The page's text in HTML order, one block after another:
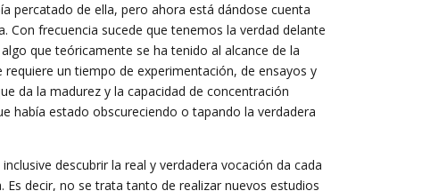
percatado de ella, pero ahora está dándose cuenta
Con frecuencia sucede que tenemos la verdad delante
que teóricamente se ha tenido al alcance de la
un tiempo de experimentación, de ensayos y
da la madurez y la capacidad de concentración
había estado obscureciendo o tapando la verdadera
descubrir la real y verdadera vocación da cada
decir, no se trata tanto de realizar nuevos estudios